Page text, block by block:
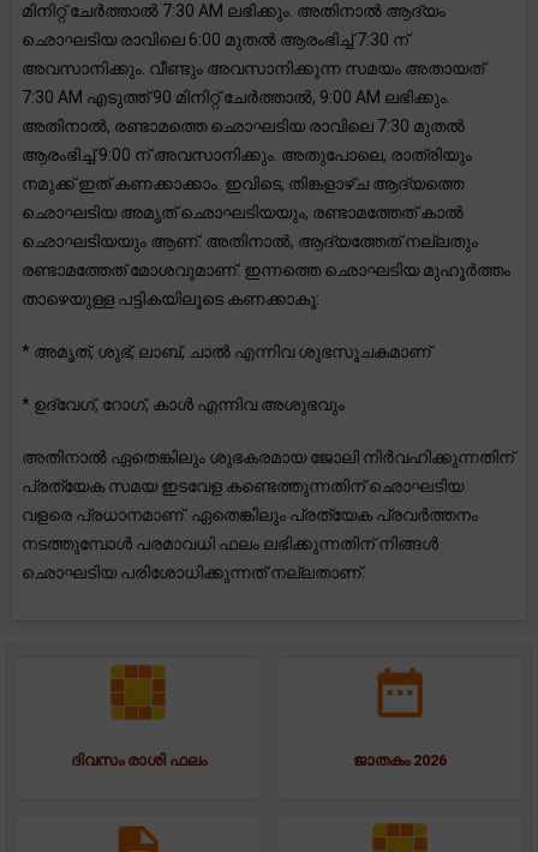
മിനിറ്റ് ചേർത്താൽ 7:30 AM ലഭിക്കും. അതിനാൽ ആദ്യം
ഛൊഘടിയ രാവിലെ 6:00 മുതൽ ആരംഭിച്ച് 7:30 ന്
അവസാനിക്കും. വീണ്ടും അവസാനിക്കുന്ന സമയം അതായത്
7:30 AM എടുത്ത് 90 മിനിറ്റ് ചേർത്താൽ, 9:00 AM ലഭിക്കും.
അതിനാൽ, രണ്ടാമത്തെ ഛൊഘടിയ രാവിലെ 7:30 മുതൽ
ആരംഭിച്ച് 9:00 ന് അവസാനിക്കും. അതുപോലെ, രാത്രിയും
നമുക്ക് ഇത് കണക്കാക്കാം. ഇവിടെ, തിങ്കളാഴ്ച ആദ്യത്തെ
ഛൊഘടിയ അമൃത് ഛൊഘടിയയും, രണ്ടാമത്തേത് കാൽ
ഛൊഘടിയയും ആണ്. അതിനാൽ, ആദ്യത്തേത് നല്ലതും
രണ്ടാമത്തേത് മോശവുമാണ്. ഇന്നത്തെ ഛൊഘടിയ മുഹൂർത്തം
താഴെയുള്ള പട്ടികയിലൂടെ കണക്കാകൂ:
* അമൃത്, ശുഭ്, ലാബ്, ചാൽ എന്നിവ ശുഭസൂചകമാണ്
* ഉദ്വേഗ്, റോഗ്, കാൾ എന്നിവ അശുഭവും
അതിനാൽ ഏതെങ്കിലും ശുഭകരമായ ജോലി നിർവഹിക്കുന്നതിന്
പ്രത്യേക സമയ ഇടവേള കണ്ടെത്തുന്നതിന് ഛൊഘടിയ
വളരെ പ്രധാനമാണ്. ഏതെങ്കിലും പ്രത്യേക പ്രവർത്തനം
നടത്തുമ്പോൾ പരമാവധി ഫലം ലഭിക്കുന്നതിന് നിങ്ങൾ
ഛൊഘടിയ പരിശോധിക്കുന്നത് നല്ലതാണ്.
ദിവസം രാശി ഫലം ജാതകം 2026